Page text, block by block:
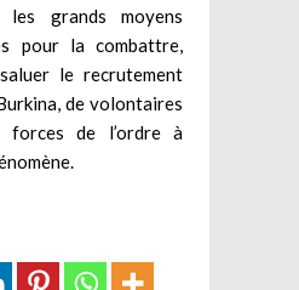
grands moyens
pour la combattre,
le recrutement
de volontaires
forces de l’ordre à